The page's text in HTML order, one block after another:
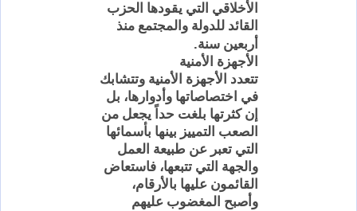
الأخلاقي التي يقودها الحزب
القائد للدولة والمجتمع منذ
أربعين سنة.
الأجهزة الأمنية
تتعدد الأجهزة الأمنية وتتشابك
في اختصاصاتها وأدوارها، بل
إن كثرتها بلغت حداً يجعل من
الصعب التمييز بينها بأسمائها
التي تعبر عن طبيعة العمل
والجهة التي تتبعها، فاستعاض
القائمون عليها بالأرقام،
وأصبح المغضوب عليهم